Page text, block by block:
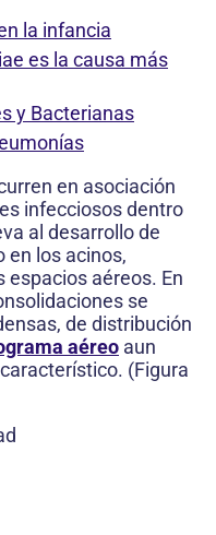
la infancia
es la causa más
y Bacterianas
en asociación
infecciosos dentro
al desarrollo de
en los acinos,
espacios aéreos. En
se
de distribución
aéreo aun
(Figura